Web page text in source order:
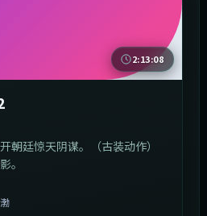
2:13:08
朝廷惊天阴谋。（古装动作）
。